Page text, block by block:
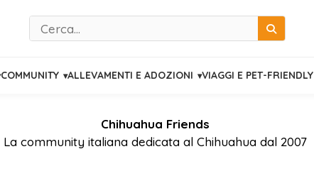
Cerca
COMMUNITY ALLEVAMENTI E ADOZIONI VIAGGI E PET-FRIENDLY
Chihuahua Friends
La community italiana dedicata al Chihuahua dal 2007